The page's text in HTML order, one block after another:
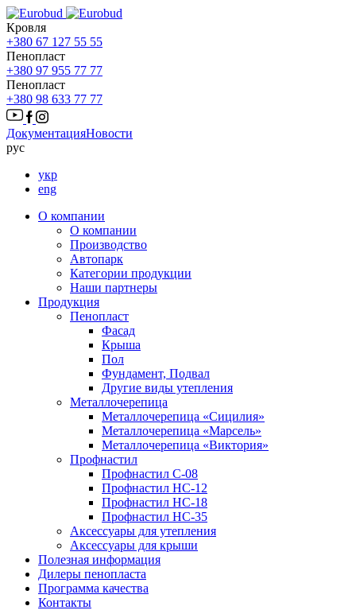
Кровля
+380 67 127 55 55
Пенопласт
+380 97 955 77 77
Пенопласт
+380 98 633 77 77
ДокументацияНовости
рус
укр
eng
О компании
О компании
Производство
Автопарк
Категории продукции
Наши партнеры
Продукция
Пенопласт
Фасад
Крыша
Пол
Фундамент, Подвал
Другие виды утепления
Металлочерепица
Металлочерепица «Сицилия»
Металлочерепица «Марсель»
Металлочерепица «Виктория»
Профнастил
Профнастил С-08
Профнастил НС-12
Профнастил НС-18
Профнастил НС-35
Аксессуары для утепления
Аксессуары для крыши
Полезная информация
Дилеры пенопласта
Программа качества
Контакты